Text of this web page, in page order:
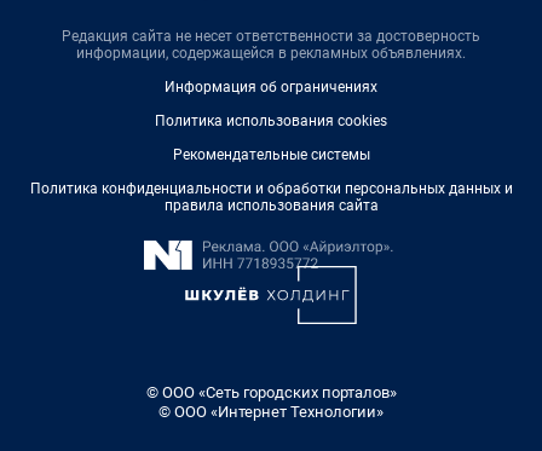
Редакция сайта не несет ответственности за достоверность
информации, содержащейся в рекламных объявлениях.
Информация об ограничениях
Политика использования cookies
Рекомендательные системы
Политика конфиденциальности и обработки персональных данных и
правила использования сайта
© ООО «Сеть городских порталов»
© ООО «Интернет Технологии»